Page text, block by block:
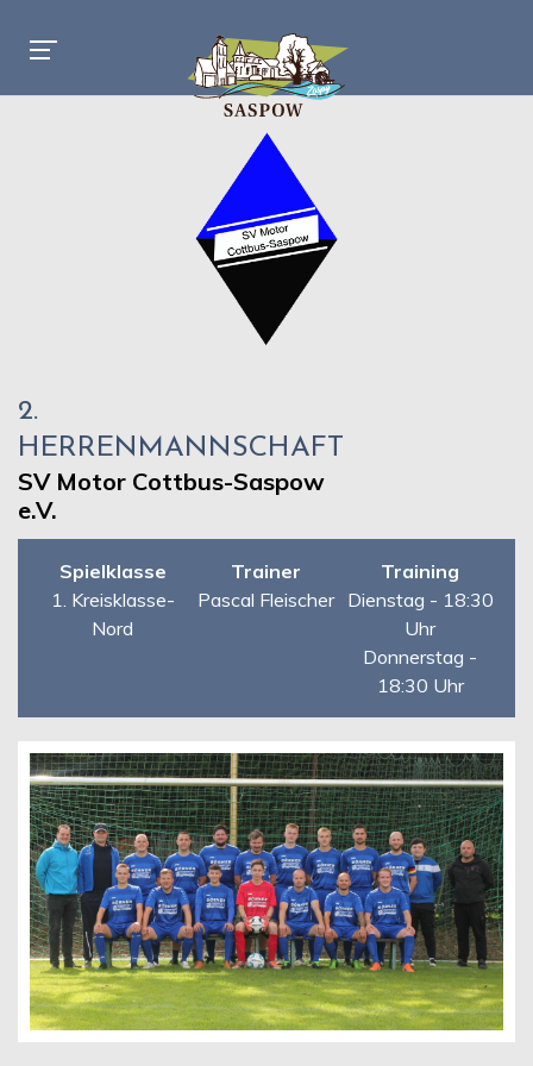
2.
HERRENMANNSCHAFT
SV Motor Cottbus-Saspow
e.V.
Spielklasse
1. Kreisklasse-
Nord
Trainer
Pascal Fleischer
Training
Dienstag - 18:30
Uhr
Donnerstag -
18:30 Uhr